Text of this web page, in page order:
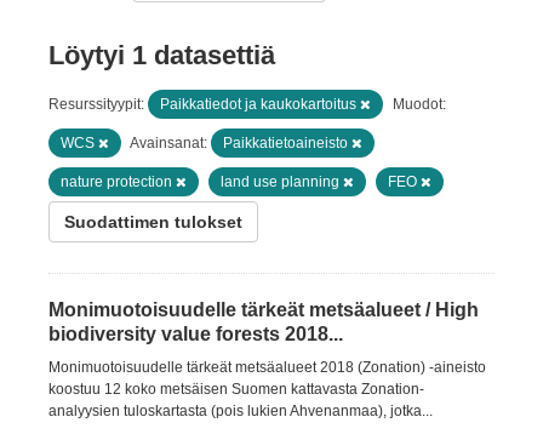
Löytyi 1 datasettiä
Resurssityypit: Paikkatiedot ja kaukokartoitus Muodot:
WCS Avainsanat: Paikkatietoaineisto
nature protection land use planning FEO
Suodattimen tulokset
Monimuotoisuudelle tärkeät metsäalueet / High
biodiversity value forests 2018...
Monimuotoisuudelle tärkeät metsäalueet 2018 (Zonation) -aineisto
koostuu 12 koko metsäisen Suomen kattavasta Zonation-
analyysien tuloskartasta (pois lukien Ahvenanmaa), jotka...